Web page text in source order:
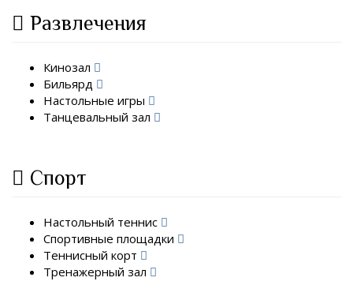
Развлечения
Кинозал
Бильярд
Настольные игры
Танцевальный зал
Спорт
Настольный теннис
Спортивные площадки
Теннисный корт
Тренажерный зал